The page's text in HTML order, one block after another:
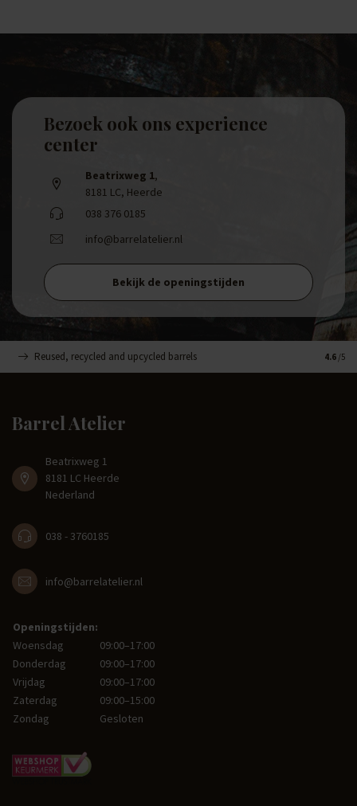
Bezoek ook ons experience
center
Beatrixweg 1,
8181 LC, Heerde
038 376 0185
info@barrelatelier.nl
Bekijk de openingstijden
Reused, recycled and upcycled barrels 4.6 /5
Barrel Atelier
Beatrixweg 1
8181 LC Heerde
Nederland
038 - 3760185
info@barrelatelier.nl
Openingstijden:
Woensdag
09:00–17:00
Donderdag
09:00–17:00
Vrijdag
09:00–17:00
Zaterdag
09:00–15:00
Zondag
Gesloten